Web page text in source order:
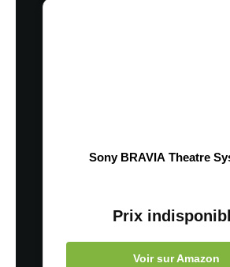
Sony BRAVIA Theatre
Prix
Voir sur Amazon